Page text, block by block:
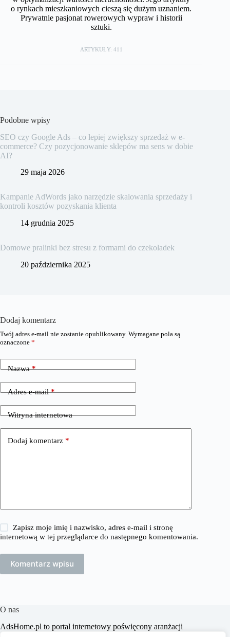
o rynkach mieszkaniowych cieszą się dużym uznaniem.
Prywatnie pasjonat rowerowych wypraw i historii
sztuki.
ARTYKUŁY: 411
Podobne wpisy
SEO czy Google Ads – co lepiej zwiększy sprzedaż w e-
commerce? Czy pozycjonowanie sklepów ma sens w dobie
AI?
29 maja 2026
Kampanie AdWords jako narzędzie skalowania sprzedaży i
kontroli kosztów pozyskania klienta
14 grudnia 2025
Domowe pralinki bez stresu z formami do czekoladek
20 października 2025
Dodaj komentarz
Twój adres e-mail nie zostanie opublikowany. Wymagane pola są
oznaczone *
Nazwa*
Adres e-mail*
Witryna internetowa
Dodaj komentarz *
Zapisz moje imię i nazwisko, adres e-mail i stronę
internetową w tej przeglądarce do następnego komentowania.
Komentarz wpisu
O nas
​AdsHome.pl to portal internetowy poświęcony aranżacji